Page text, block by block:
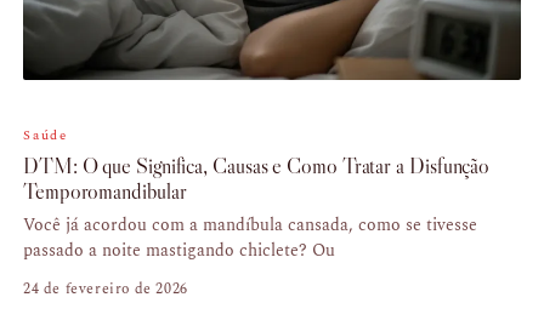
Saúde
DTM: O que Significa, Causas e Como Tratar a Disfunção
Temporomandibular
Você já acordou com a mandíbula cansada, como se tivesse
passado a noite mastigando chiclete? Ou
24 de fevereiro de 2026